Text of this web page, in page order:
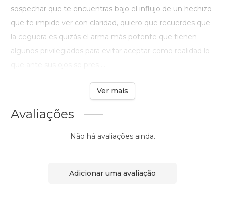
sospechar que te encuentras bajo el influjo de un hechizo
que te impide ver con claridad, quiero que recuerdes que
la ceguera es quizás el arma más potente que tienen
algunos privilegiados para evitar aceptar como realidad lo
Ver mais
Avaliações
Não há avaliações ainda.
Adicionar uma avaliação